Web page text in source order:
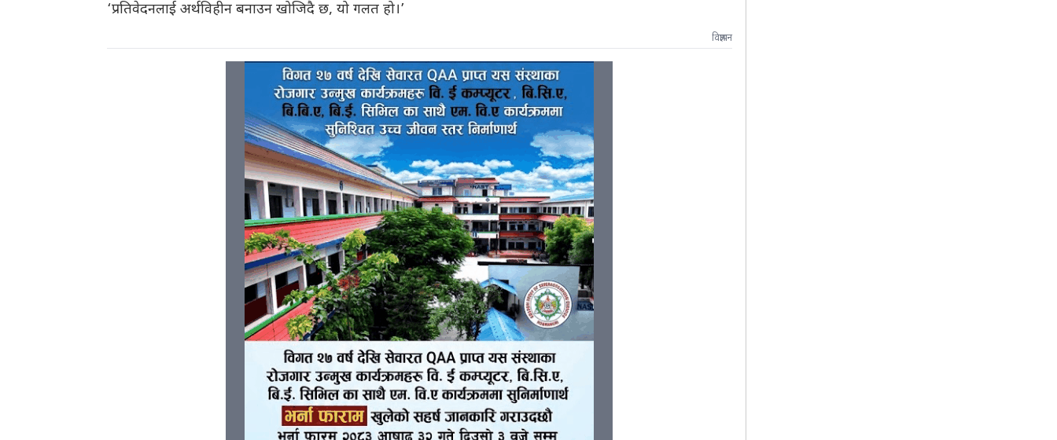
‘प्रतिवेदनलाई अर्थविहीन बनाउन खोजिदै छ, यो गलत हो।’
विज्ञापन